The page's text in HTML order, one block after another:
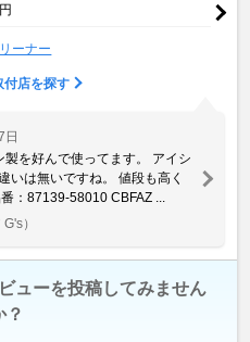
ーナー
付店を探す
日
を好んで使ってます。 アイシ
いは無いですね。 値段も高く
：87139-58010 CBFAZ ...
）
ューを投稿してみません
？